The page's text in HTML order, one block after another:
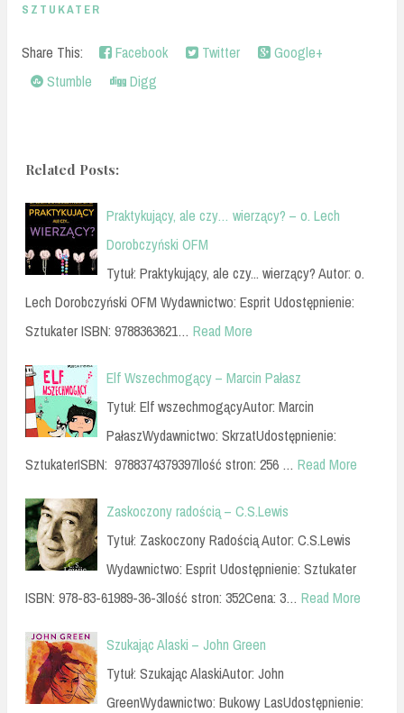
SZTUKATER
Share This: Facebook Twitter
Google+
Stumble
Digg
Related Posts:
Praktykujący, ale czy… wierzący? – o. Lech
Dorobczyński OFM
Tytuł: Praktykujący, ale czy... wierzący? Autor: o.
Lech Dorobczyński OFM Wydawnictwo: Esprit Udostępnienie:
Sztukater ISBN: 9788363621… Read More
Elf Wszechmogący – Marcin Pałasz
Tytuł: Elf wszechmogącyAutor: Marcin
PałaszWydawnictwo: SkrzatUdostępnienie:
SztukaterISBN: 9788374379397Ilość stron: 256 … Read More
Zaskoczony radością – C.S.Lewis
Tytuł: Zaskoczony Radością Autor: C.S.Lewis
Wydawnictwo: Esprit Udostępnienie: Sztukater
ISBN: 978-83-61989-36-3Ilość stron: 352Cena: 3… Read More
Szukając Alaski – John Green
Tytuł: Szukając AlaskiAutor: John
GreenWydawnictwo: Bukowy LasUdostępnienie: